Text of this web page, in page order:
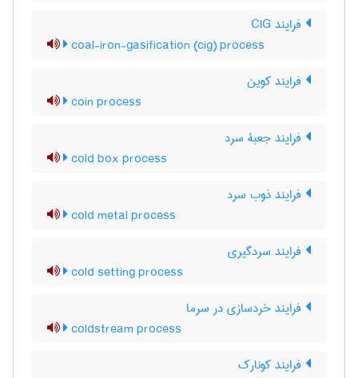
فرایند CIG
coal-iron-gasification (cig) process
فرایند کوین
coin process
فرایند جعبۀ سرد
cold box process
فرایند ذوب سرد
cold metal process
فرایند سردگیری
cold setting process
فرایند خردسازی در سرما
coldstream process
فرایند کونارک